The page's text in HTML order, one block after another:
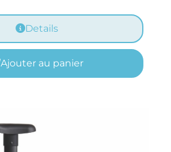
Details
Ajouter au panier